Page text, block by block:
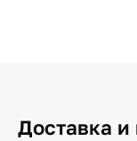
Доставка